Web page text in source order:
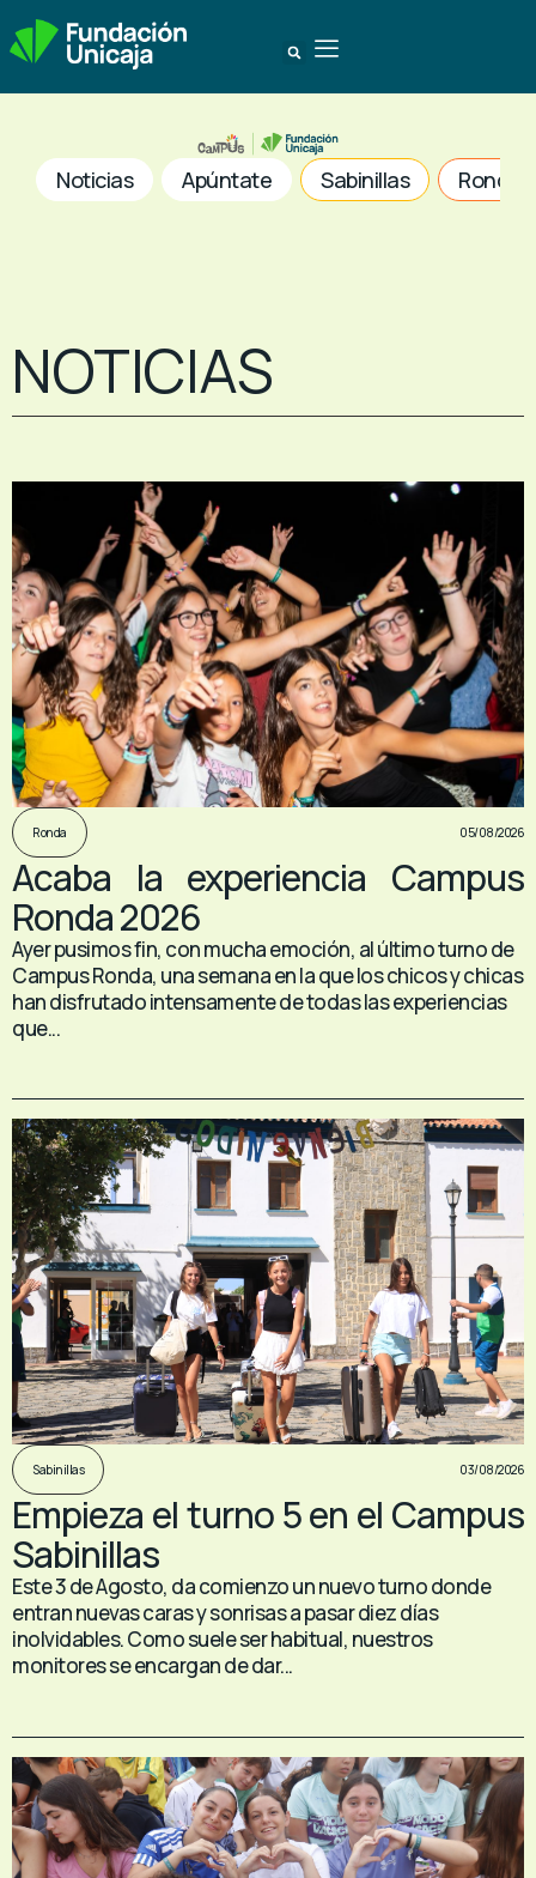
Noticias Apúntate Sabinillas Ronda
NOTICIAS
Ronda 05/08/2026
Acaba la experiencia Campus
Ronda 2026
Ayer pusimos fin, con mucha emoción, al último turno de
Campus Ronda, una semana en la que los chicos y chicas
han disfrutado intensamente de todas las experiencias
que...
Sabinillas 03/08/2026
Empieza el turno 5 en el Campus
Sabinillas
Este 3 de Agosto, da comienzo un nuevo turno donde
entran nuevas caras y sonrisas a pasar diez días
inolvidables. Como suele ser habitual, nuestros
monitores se encargan de dar...